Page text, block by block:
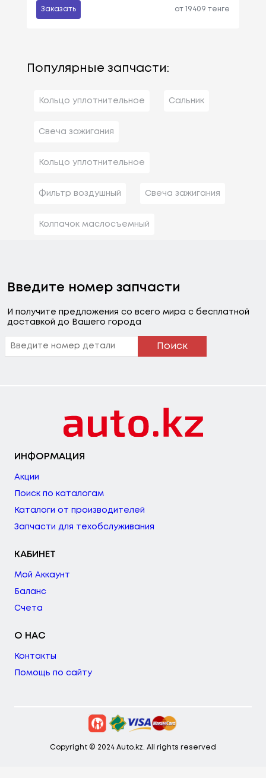
Заказать от 19409 тенге
Популярные запчасти:
Кольцо уплотнительное Сальник
Свеча зажигания
Кольцо уплотнительное
Фильтр воздушный Свеча зажигания
Колпачок маслосъемный
Введите номер запчасти
И получите предложения со всего мира с бесплатной
доставкой до Вашего города
Поиск
ИНФОРМАЦИЯ
Акции
Поиск по каталогам
Каталоги от производителей
Запчасти для техобслуживания
КАБИНЕТ
Мой Аккаунт
Баланс
Счета
О НАС
Контакты
Помощь по сайту
Copyright © 2024 Auto.kz. All rights reserved